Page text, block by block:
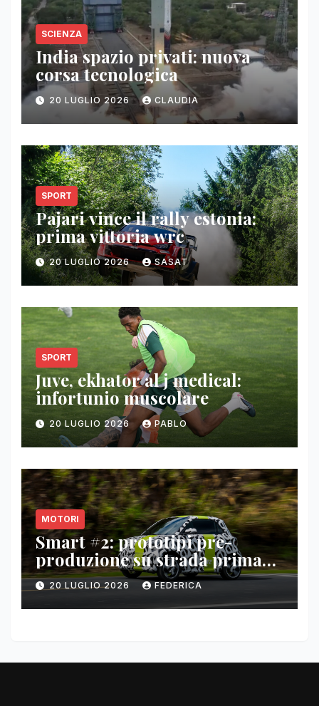
SCIENZA
India spazio privati: nuova
corsa tecnologica
20 LUGLIO 2026 CLAUDIA
SPORT
Pajari vince il rally estonia:
prima vittoria wrc
20 LUGLIO 2026 SASAT
SPORT
Juve, ekhator al j medical:
infortunio muscolare
20 LUGLIO 2026 PABLO
MOTORI
Smart #2: prototipi pre-
produzione su strada prima
del paris motor show 2026
20 LUGLIO 2026 FEDERICA